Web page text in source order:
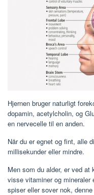
Hjernen bruger naturligt
dopamin, acetylcholin, og
en nervecelle til en anden.
Når du er egnet og fint, alle
millisekunder eller mindre.
Men som du alder, er ved
visse vitaminer og mineraler
spiser eller sover nok,